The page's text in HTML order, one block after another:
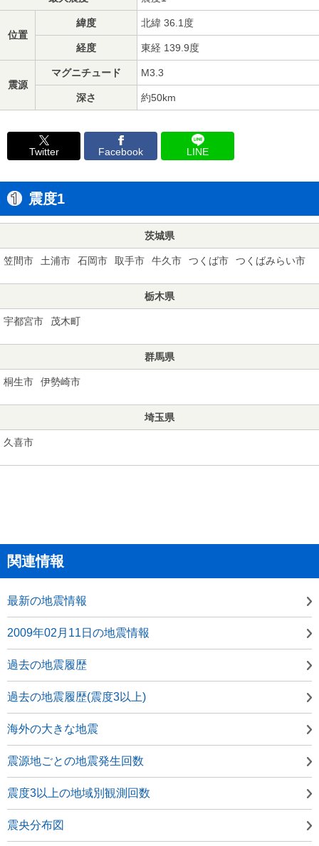
位置
緯度 北緯 36.1度
経度 東経 139.9度
震源
マグニチュード M3.3
深さ 約50km
Twitter Facebook LINE
震度1
茨城県
笠間市 土浦市 石岡市 取手市 牛久市 つくば市 つくばみらい市
栃木県
宇都宮市 茂木町
群馬県
桐生市 伊勢崎市
埼玉県
久喜市
関連情報
最新の地震情報
2009年02月11日の地震情報
過去の地震履歴
過去の地震履歴(震度3以上)
海外の大きな地震
震源地ごとの地震発生回数
震度3以上の地域別観測回数
震央分布図